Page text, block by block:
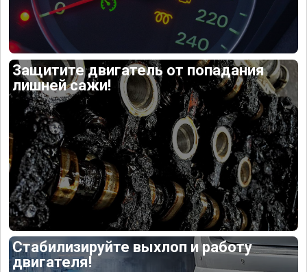
Защитите двигатель от попадания
лишней сажи!
Стабилизируйте выхлоп и работу
двигателя!